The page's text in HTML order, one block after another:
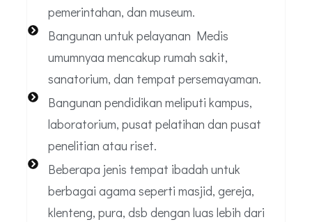
pemerintahan, dan museum.
Bangunan untuk pelayanan Medis
umumnyaa mencakup rumah sakit,
sanatorium, dan tempat persemayaman.
Bangunan pendidikan meliputi kampus,
laboratorium, pusat pelatihan dan pusat
penelitian atau riset.
Beberapa jenis tempat ibadah untuk
berbagai agama seperti masjid, gereja,
klenteng, pura, dsb dengan luas lebih dari